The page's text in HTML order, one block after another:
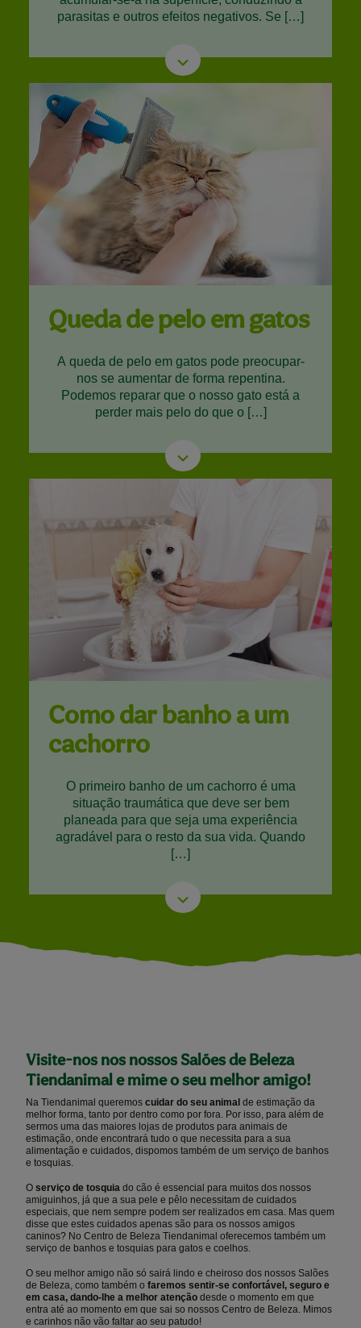
parasitas e outros efeitos negativos. Se […]
Queda de pelo em gatos
A queda de pelo em gatos pode preocupar-
nos se aumentar de forma repentina.
Podemos reparar que o nosso gato está a
perder mais pelo do que o […]
Como dar banho a um
cachorro
O primeiro banho de um cachorro é uma
situação traumática que deve ser bem
planeada para que seja uma experiência
agradável para o resto da sua vida. Quando
[…]
Visite-nos nos nossos Salões de Beleza
Tiendanimal e mime o seu melhor amigo!
Na Tiendanimal queremos cuidar do seu animal de estimação da
melhor forma, tanto por dentro como por fora. Por isso, para além de
sermos uma das maiores lojas de produtos para animais de
estimação, onde encontrará tudo o que necessita para a sua
alimentação e cuidados, dispomos também de um serviço de banhos
e tosquias.
O serviço de tosquia do cão é essencial para muitos dos nossos
amiguinhos, já que a sua pele e pêlo necessitam de cuidados
especiais, que nem sempre podem ser realizados em casa. Mas quem
disse que estes cuidados apenas são para os nossos amigos
caninos? No Centro de Beleza Tiendanimal oferecemos também um
serviço de banhos e tosquias para gatos e coelhos.
O seu melhor amigo não só sairá lindo e cheiroso dos nossos Salões
de Beleza, como também o faremos sentir-se confortável, seguro e
em casa, dando-lhe a melhor atenção desde o momento em que
entra até ao momento em que sai so nossos Centro de Beleza. Mimos
e carinhos não vão faltar ao seu patudo!